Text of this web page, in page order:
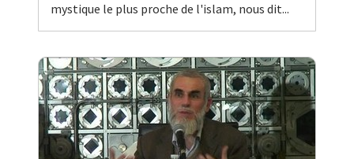
mystique le plus proche de l'islam, nous dit...